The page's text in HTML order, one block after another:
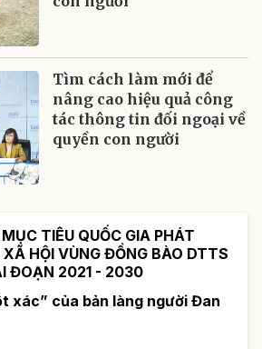
Tìm cách làm mới để
nâng cao hiệu quả công
tác thông tin đối ngoại về
quyền con người
TIÊU QUỐC GIA PHÁT
HỘI VÙNG ĐỒNG BÀO DTTS
ĐOẠN 2021 - 2030
xác” của bản làng người Đan